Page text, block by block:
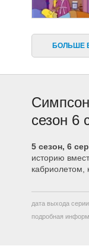
БОЛЬШЕ
сезон 6
5 сезон, 6
историю
кабриолетом,
дата выхода
подробная